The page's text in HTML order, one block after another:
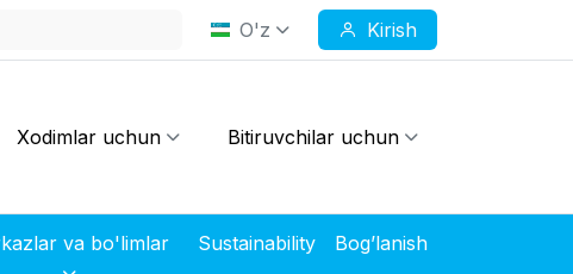
O'z Kirish
Xodimlar uchun Bitiruvchilar uchun
Markazlar va bo'limlar Sustainability Bog’lanish